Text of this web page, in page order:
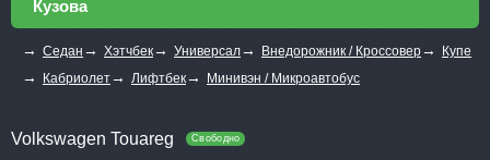
Кузова
→ Седан → Хэтчбек→ Универсал→ Внедорожник / Кроссовер→ Купе
→ Кабриолет→ Лифтбек→ Минивэн / Микроавтобус
Volkswagen Touareg Свободно